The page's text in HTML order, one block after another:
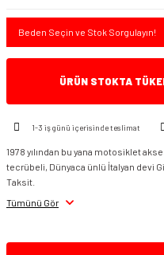
Beden Seçin ve Stok Sorgulayın!
ÜRÜN STOKTA
1-3 iş günü içerisinde teslimat
1978 yılından bu yana motosiklet
tecrübeli, Dünyaca ünlü İtalyan devi
Taksit.
Tümünü Gör